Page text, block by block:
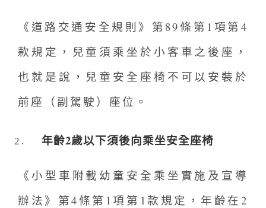
《道路交通安全規則》第89條第1項第4
款規定，兒童須乘坐於小客車之後座，
也就是說，兒童安全座椅不可以安裝於
前座（副駕駛）座位。
年齡2歲以下須後向乘坐安全座椅
《小型車附載幼童安全乘坐實施及宣導
辦法》第4條第1項第1款規定，年齡在2